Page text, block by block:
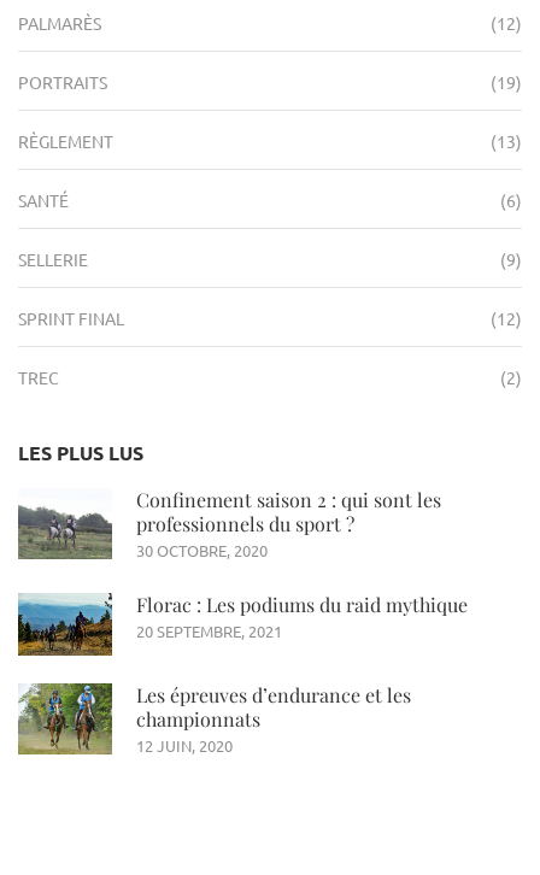
PALMARÈS (12)
PORTRAITS (19)
RÈGLEMENT (13)
SANTÉ (6)
SELLERIE (9)
SPRINT FINAL (12)
TREC (2)
LES PLUS LUS
Confinement saison 2 : qui sont les
professionnels du sport ?
30 OCTOBRE, 2020
Florac : Les podiums du raid mythique
20 SEPTEMBRE, 2021
Les épreuves d’endurance et les
championnats
12 JUIN, 2020